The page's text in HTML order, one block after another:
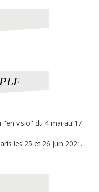
"en visio" du 4 mai au 17
les 25 et 26 juin 2021.